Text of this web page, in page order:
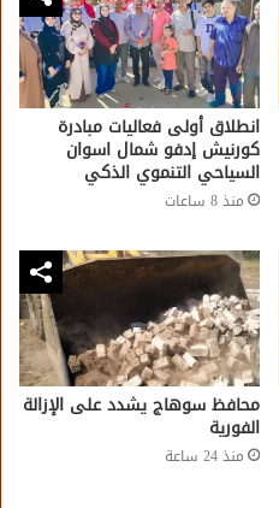
انطلاق أولى فعاليات مبادرة
كورنيش إدفو شمال اسوان
السياحي التنموي الذكي
منذ 8 ساعات
محافظ سوهاج يشدد على الإزالة
الفورية
منذ 24 ساعة